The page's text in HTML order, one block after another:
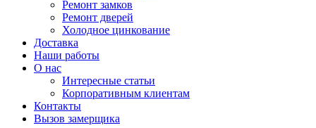
Ремонт замков
Ремонт дверей
Холодное цинкование
Доставка
Наши работы
О нас
Интересные статьи
Корпоративным клиентам
Контакты
Вызов замерщика